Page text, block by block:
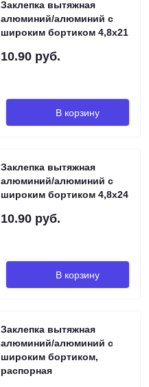
Заклепка вытяжная
алюминий/алюминий с
широким бортиком 4,8х21
10.90 руб.
В корзину
Заклепка вытяжная
алюминий/алюминий с
широким бортиком 4,8х24
10.90 руб.
В корзину
Заклепка вытяжная
алюминий/алюминий с
широким бортиком,
распорная